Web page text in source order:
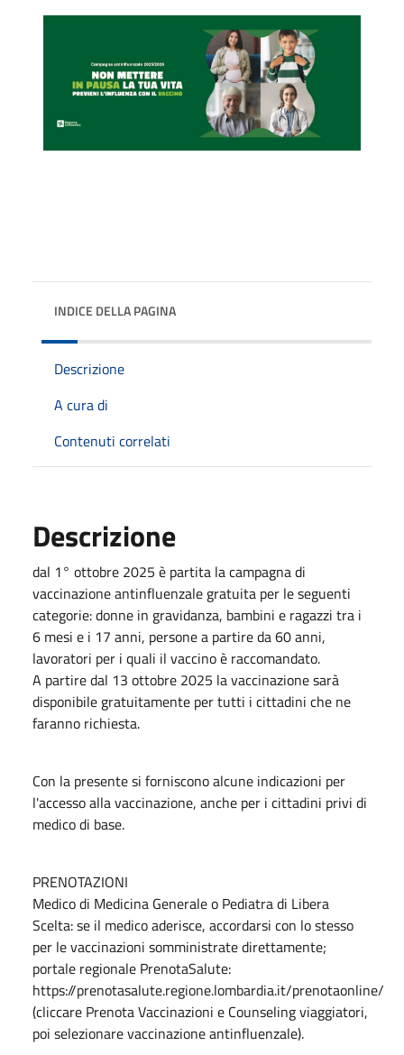
INDICE DELLA PAGINA
Descrizione
A cura di
Contenuti correlati
Descrizione
dal 1° ottobre 2025 è partita la campagna di
vaccinazione antinfluenzale gratuita per le seguenti
categorie: donne in gravidanza, bambini e ragazzi tra i
6 mesi e i 17 anni, persone a partire da 60 anni,
lavoratori per i quali il vaccino è raccomandato.
A partire dal 13 ottobre 2025 la vaccinazione sarà
disponibile gratuitamente per tutti i cittadini che ne
faranno richiesta.
Con la presente si forniscono alcune indicazioni per
l'accesso alla vaccinazione, anche per i cittadini privi di
medico di base.
PRENOTAZIONI
Medico di Medicina Generale o Pediatra di Libera
Scelta: se il medico aderisce, accordarsi con lo stesso
per le vaccinazioni somministrate direttamente;
portale regionale PrenotaSalute:
https://prenotasalute.regione.lombardia.it/prenotaonline/
(cliccare Prenota Vaccinazioni e Counseling viaggiatori,
poi selezionare vaccinazione antinfluenzale).